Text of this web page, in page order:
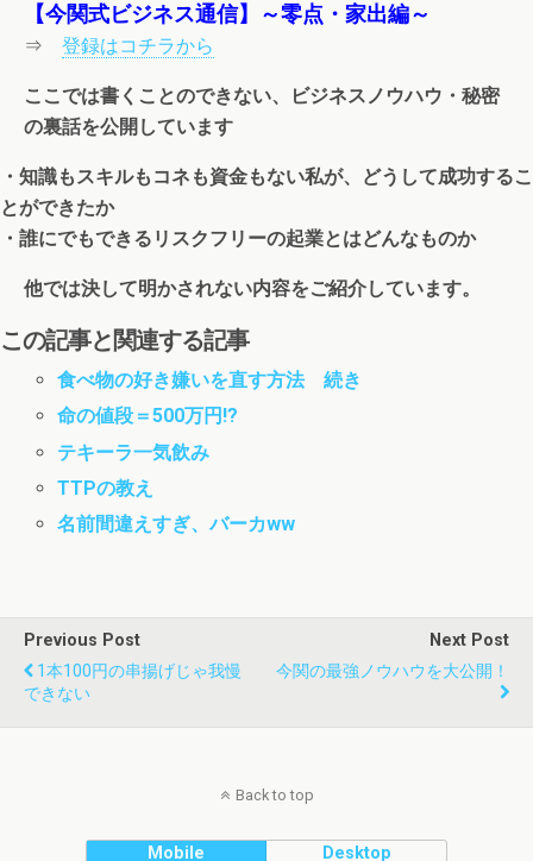
【今関式ビジネス通信】～零点・家出編～
⇒ 登録はコチラから
ここでは書くことのできない、ビジネスノウハウ・秘密
の裏話を公開しています
・知識もスキルもコネも資金もない私が、どうして成功するこ
とができたか
・誰にでもできるリスクフリーの起業とはどんなものか
他では決して明かされない内容をご紹介しています。
この記事と関連する記事
食べ物の好き嫌いを直す方法 続き
命の値段＝500万円!?
テキーラ一気飲み
TTPの教え
名前間違えすぎ、バーカww
Previous Post
1本100円の串揚げじゃ我慢
できない
Next Post
今関の最強ノウハウを大公開！
Back to top
Mobile Desktop